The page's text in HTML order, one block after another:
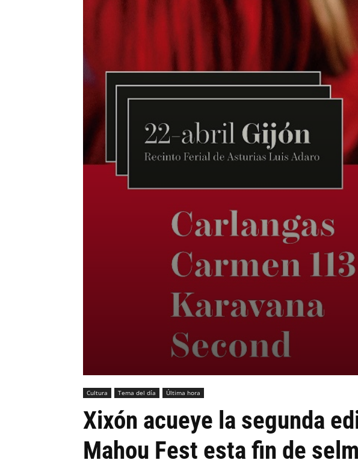
Cultura Tema del día Última hora
Xixón acueye la segunda
Mahou Fest esta fin de